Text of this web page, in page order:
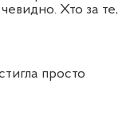
Хто за те,
просто